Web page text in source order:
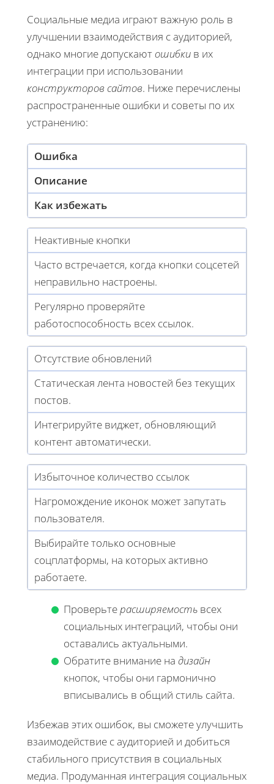
Социальные медиа играют важную роль в
улучшении взаимодействия с аудиторией,
однако многие допускаютошибки в их
интеграции при использовании
конструкторов сайтов. Ниже перечислены
распространенные ошибки и советы по их
устранению:
Ошибка
Описание
Как избежать
Неактивные кнопки
Часто встречается, когда кнопки соцсетей
неправильно настроены.
Регулярно проверяйте
работоспособность всех ссылок.
Отсутствие обновлений
Статическая лента новостей без текущих
постов.
Интегрируйте виджет, обновляющий
контент автоматически.
Избыточное количество ссылок
Нагромождение иконок может запутать
пользователя.
Выбирайте только основные
соцплатформы, на которых активно
работаете.
Проверьте расширяемость всех
социальных интеграций, чтобы они
оставались актуальными.
Обратите внимание на дизайн
кнопок, чтобы они гармонично
вписывались в общий стиль сайта.
Избежав этих ошибок, вы сможете улучшить
взаимодействие с аудиторией и добиться
стабильного присутствия в социальных
медиа. Продуманная интеграция социальных